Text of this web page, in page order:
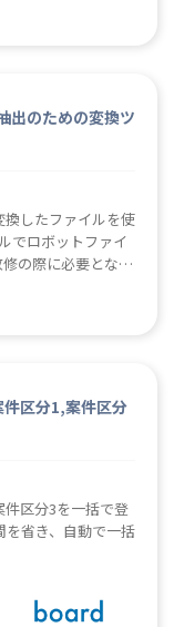
移動5.メールを送
ァイルまたはフォ
ト内のドキュメン
情報取得2.チーム
5.チャンネルのメ
取得7.チーム内の
セージ送信【使用
てはダウンロード
参照ください。
出のための変換ツ
したファイルを使
でロボットファイ
の際に必要となる
ます。 （１）動
定処置の復元チェ
区分1,案件区分
区分3を一括で登